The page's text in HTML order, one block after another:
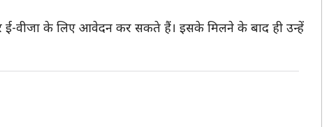
ई-वीजा के लिए आवेदन कर सकते हैं। इसके मिलने के बाद ही उन्हें